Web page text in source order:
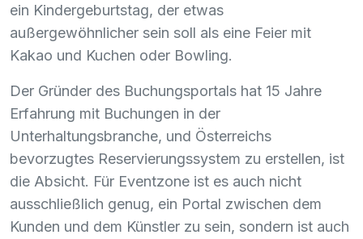
ein Kindergeburtstag, der etwas
außergewöhnlicher sein soll als eine Feier mit
Kakao und Kuchen oder Bowling.
Der Gründer des Buchungsportals hat 15 Jahre
Erfahrung mit Buchungen in der
Unterhaltungsbranche, und Österreichs
bevorzugtes Reservierungssystem zu erstellen, ist
die Absicht. Für Eventzone ist es auch nicht
ausschließlich genug, ein Portal zwischen dem
Kunden und dem Künstler zu sein, sondern ist auch